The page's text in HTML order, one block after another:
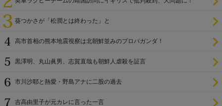
葵つかさが「松潤とは終わった」と
高市首相の熊本地震視察は北朝鮮並みのプロパガンダ！
黒澤明、丸山眞男、志賀直哉も朝鮮人虐殺を証言
市川沙耶と熱愛・野島アナに二股の過去
吉高由里子が元カレに言った一言